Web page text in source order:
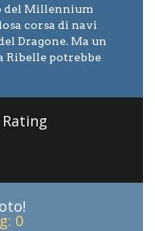
del Millennium
corsa di navi
Dragone. Ma un
Ribelle potrebbe
0